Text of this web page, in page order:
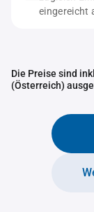
eingereicht
Die Preise sind
(Österreich)